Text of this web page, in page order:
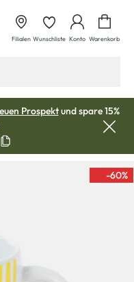
Filialen Wunschliste Konto Warenkorb
Prospektund spare 15%
-60%